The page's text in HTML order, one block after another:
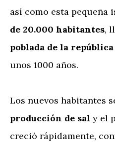
así como esta pequeña
de 20.000 habitantes,
poblada de la
unos 1000 años.
Los nuevos habitantes
producción de sal y el
creció rápidamente,